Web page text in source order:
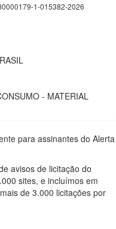
1-015382-2026
- MATERIAL
para assinantes do Alerta
avisos de licitação do
sites, e incluímos em
de 3.000 licitações por